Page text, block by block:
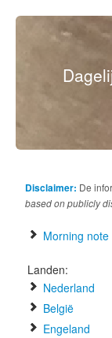
Disclaimer: De
based on publicly
Morning note
Landen:
Nederland
België
Engeland